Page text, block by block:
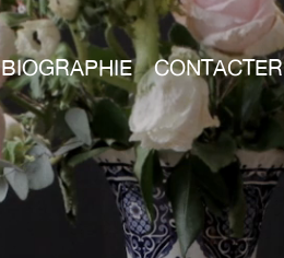
BIOGRAPHIE CONTACTER